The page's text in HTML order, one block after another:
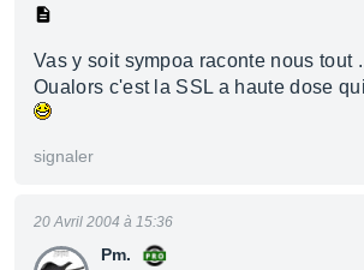
Vas y soit sympoa raconte nous tout
Oualors c'est la SSL a haute dose
signaler
Pm.
20 Avril 2004 à 15:36